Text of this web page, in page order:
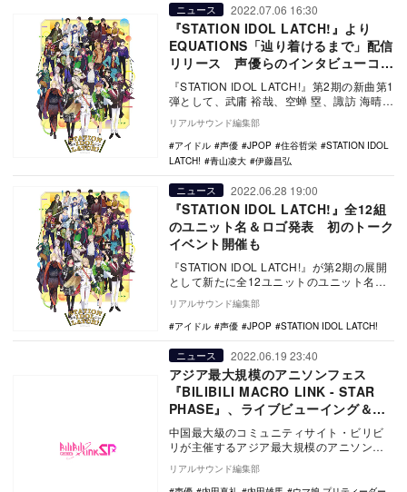
ニュース 2022.07.06 16:30
『STATION IDOL LATCH!』より
EQUATIONS「辿り着けるまで」配信
リリース 声優らのインタビューコメ
ントも
『STATION IDOL LATCH!』第2期の新曲第1
弾として、武庸 裕哉、空蝉 塁、諏訪 海晴か
らなるユニット EQUAT…
リアルサウンド編集部
アイドル
声優 JPOP 住谷哲栄
STATION IDOL
LATCH!
青山凌大 伊藤昌弘
ニュース 2022.06.28 19:00
『STATION IDOL LATCH!』全12組
のユニット名＆ロゴ発表 初のトーク
イベント開催も
『STATION IDOL LATCH!』が第2期の展開
として新たに全12ユニットのユニット名と
ロゴデザイン、さらにメンバー出演…
リアルサウンド編集部
アイドル
声優 JPOP STATION IDOL LATCH!
ニュース 2022.06.19 23:40
アジア最大規模のアニソンフェス
『BILIBILI MACRO LINK - STAR
PHASE』、ライブビューイング＆国
内外にてライブ配信が決定
中国最大級のコミュニティサイト・ビリビ
リが主催するアジア最大規模のアニソンフ
ェス『BILIBILI MACRO LINK - S…
リアルサウンド編集部